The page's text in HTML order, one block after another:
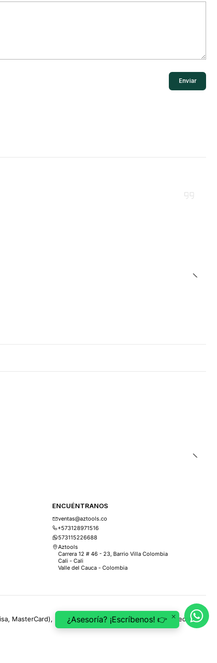
ENCUÉNTRANOS
ventas@aztools.co
+573128971516
573115226688
Aztools
Carrera 12 # 46 - 23, Barrio Villa Colombia
Cali - Cali
Valle del Cauca - Colombia
MasterCard), PSE, ePayco, Mercado Pago, Addi y Sistecrédito.
¿Asesoría? ¡Escríbenos! 👉